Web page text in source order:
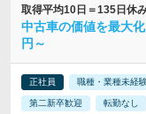
取得平均10日＝135日休
中古車の価値を最大
円～
正社員 職種・業種未経
第二新卒歓迎 転勤なし